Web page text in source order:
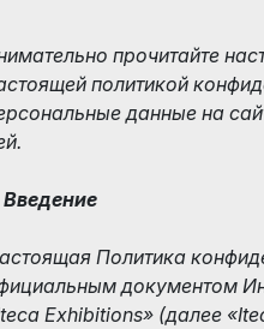
поддержка
Итоги форума
прочитайте
политикой
данные на
Введение
Политика
документом
Exhibitions» (далее